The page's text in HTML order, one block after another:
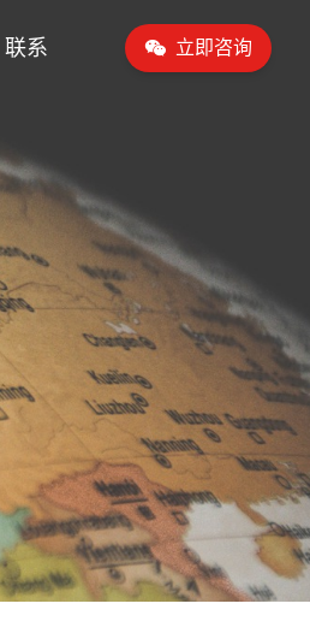
联系 立即咨询